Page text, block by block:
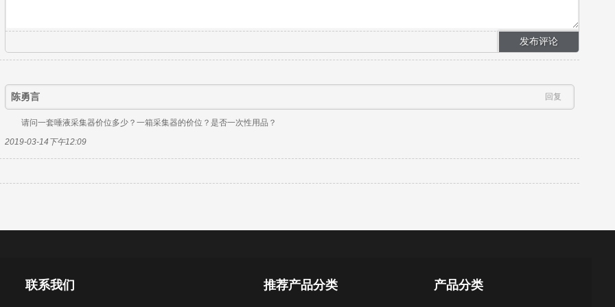
陈勇言 回复
请问一套唾液采集器价位多少？一箱采集器的价位？是否一次性用品？
2019-03-14下午12:09
联系我们 推荐产品分类 产品分类